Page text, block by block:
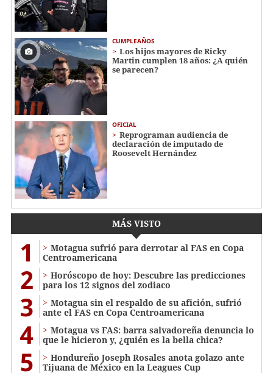
CUMPLEAÑOS
Los hijos mayores de Ricky
Martin cumplen 18 años: ¿A quién
se parecen?
OFICIAL
Reprograman audiencia de
declaración de imputado de
Roosevelt Hernández
MÁS VISTO
1
Motagua sufrió para derrotar al FAS en Copa
Centroamericana
2
Horóscopo de hoy: Descubre las predicciones
para los 12 signos del zodiaco
3
Motagua sin el respaldo de su afición, sufrió
ante el FAS en Copa Centroamericana
4
Motagua vs FAS: barra salvadoreña denuncia lo
que le hicieron y, ¿quién es la bella chica?
5
Hondureño Joseph Rosales anota golazo ante
Tijuana de México en la Leagues Cup